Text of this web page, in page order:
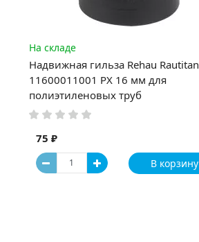
На складе
Надвижная гильза Rehau Rautitan
11600011001 PX 16 мм для
полиэтиленовых труб
75 ₽
В корзину